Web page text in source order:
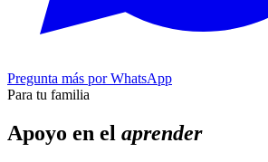
Pregunta más por WhatsApp
Para tu familia
Apoyo en el aprender